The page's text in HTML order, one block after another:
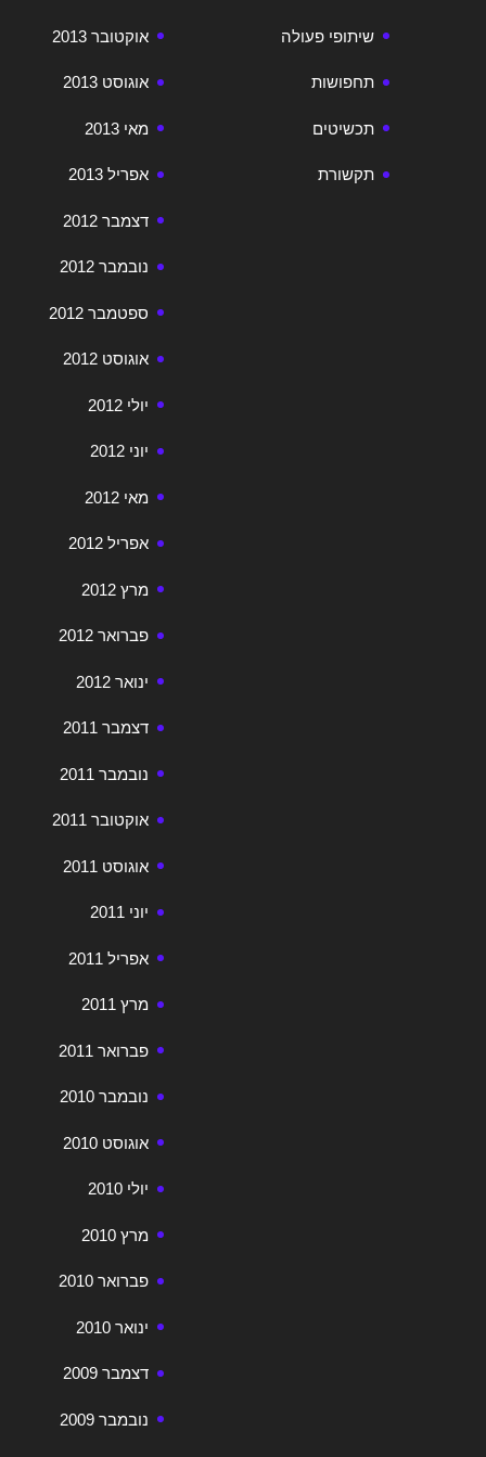
אוקטובר 2013
אוגוסט 2013
מאי 2013
אפריל 2013
דצמבר 2012
נובמבר 2012
ספטמבר 2012
אוגוסט 2012
יולי 2012
יוני 2012
מאי 2012
אפריל 2012
מרץ 2012
פברואר 2012
ינואר 2012
דצמבר 2011
נובמבר 2011
אוקטובר 2011
אוגוסט 2011
יוני 2011
אפריל 2011
מרץ 2011
פברואר 2011
נובמבר 2010
אוגוסט 2010
יולי 2010
מרץ 2010
פברואר 2010
ינואר 2010
דצמבר 2009
נובמבר 2009
שיתופי פעולה
תחפושות
תכשיטים
תקשורת